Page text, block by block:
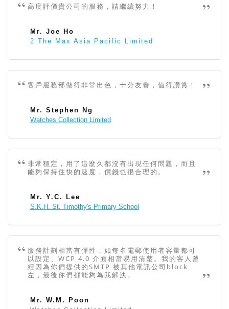
高度評價貴公司的服務，請繼續努力！
Mr. Joe Ho
2 The Max Asia Pacific Limited
客戶服務部做得非常出色，十分友善，值得讚賞！
Mr. Stephen Ng
Watches Collection Limited
非常穩定，用了這麼久都沒有出現任何問題，而且
能夠保持住快的速度，價錢也很合理的。
Mr. Y.C. Lee
S.K.H. St. Timothy's Primary School
服務計劃相當有彈性，如每名電郵使用者容量都可
以設定、WCP 4.0 介面相當易用清楚。我的客人曾
經因為你們提供的SMTP 被其他電訊公司block
左，最後你們都能夠為我解決。
Mr. W.M. Poon